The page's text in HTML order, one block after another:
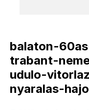
balaton-
trabant-
udulo-
nyaralas-